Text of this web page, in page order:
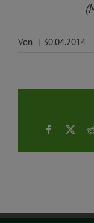
Von | 30.04.2014
Facebook
X